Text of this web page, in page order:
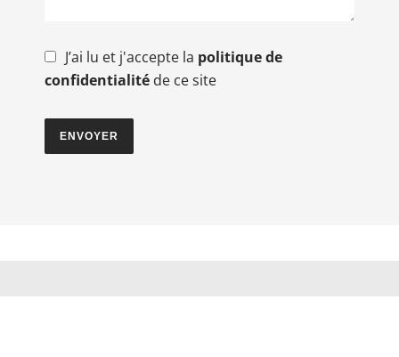
J’ai lu et j'accepte la politique de
confidentialité de ce site
ENVOYER